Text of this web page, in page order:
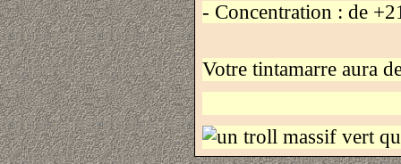
- Concentration : de
Votre tintamarre aura